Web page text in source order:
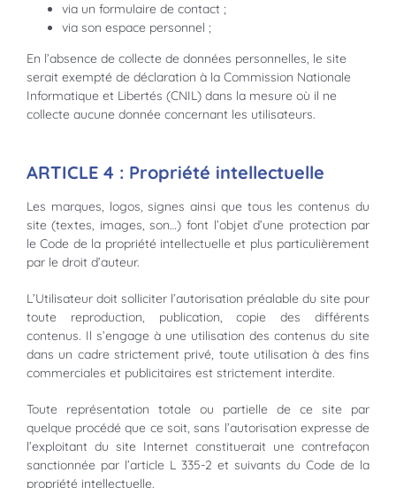
via un formulaire de contact ;
via son espace personnel ;
En l’absence de collecte de données personnelles, le site
serait exempté de déclaration à la Commission Nationale
Informatique et Libertés (CNIL) dans la mesure où il ne
collecte aucune donnée concernant les utilisateurs.
ARTICLE 4 : Propriété intellectuelle
Les marques, logos, signes ainsi que tous les contenus du
site (textes, images, son…) font l’objet d’une protection par
le Code de la propriété intellectuelle et plus particulièrement
par le droit d’auteur.
L’Utilisateur doit solliciter l’autorisation préalable du site pour
toute reproduction, publication, copie des différents
contenus. Il s’engage à une utilisation des contenus du site
dans un cadre strictement privé, toute utilisation à des fins
commerciales et publicitaires est strictement interdite.
Toute représentation totale ou partielle de ce site par
quelque procédé que ce soit, sans l’autorisation expresse de
l’exploitant du site Internet constituerait une contrefaçon
sanctionnée par l’article L 335-2 et suivants du Code de la
propriété intellectuelle.